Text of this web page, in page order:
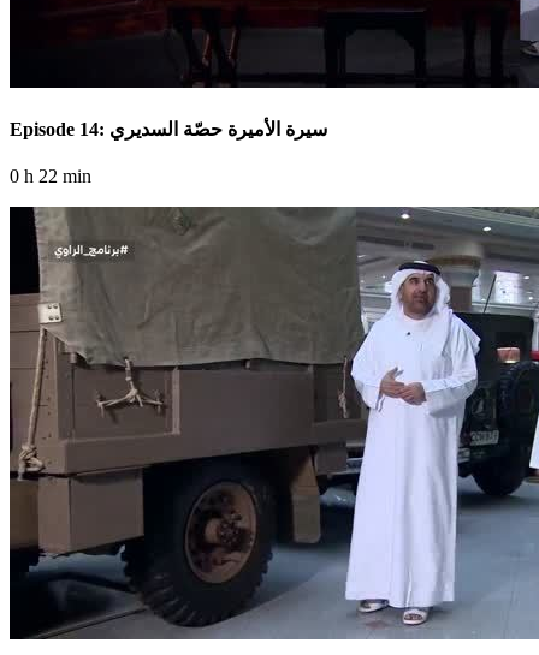
Episode 14: سيرة الأميرة حصّة السديري
0 h 22 min